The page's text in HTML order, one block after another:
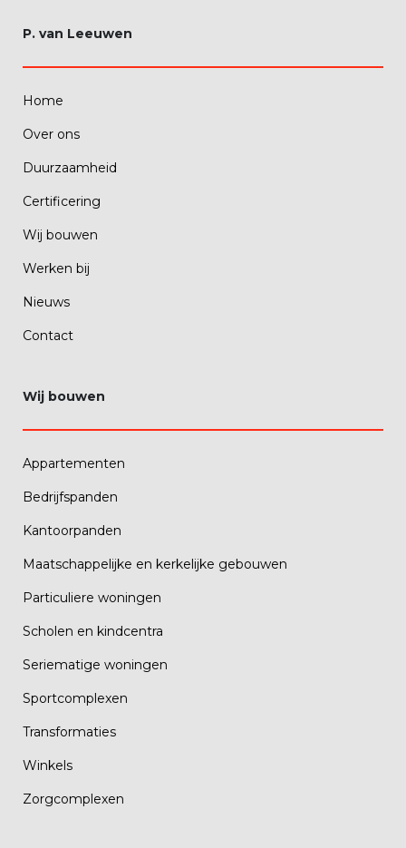
P. van Leeuwen
Home
Over ons
Duurzaamheid
Certificering
Wij bouwen
Werken bij
Nieuws
Contact
Wij bouwen
Appartementen
Bedrijfspanden
Kantoorpanden
Maatschappelijke en kerkelijke gebouwen
Particuliere woningen
Scholen en kindcentra
Seriematige woningen
Sportcomplexen
Transformaties
Winkels
Zorgcomplexen